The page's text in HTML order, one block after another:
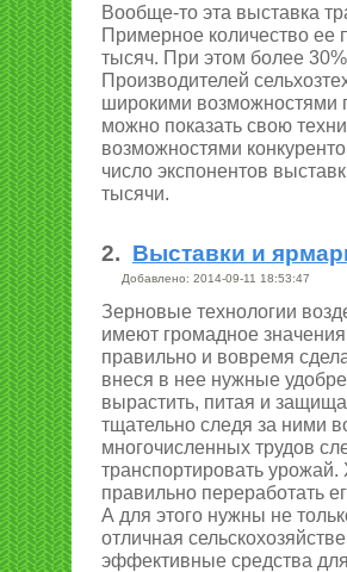
Вообще-то эта выставка
Примерное количество ее
тысяч. При этом более
Производителей
широкими возможностями
можно показать свою
возможностями
число экспонентов
тысячи.
2. Выставки и
Добавлено: 2014-09-11 18:53:47
Зерновые технологии
имеют громадное
правильно и вовремя
внеся в нее нужные
вырастить, питая и
тщательно следя за ними
многочисленных трудов
транспортировать
правильно переработать
А для этого нужны не
отличная
эффективные средства